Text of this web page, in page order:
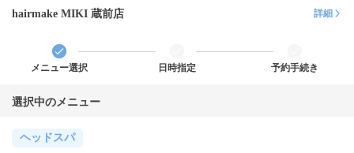
hairmake MIKI 蔵前店 詳細
メニュー選択 日時指定 予約手続き
選択中のメニュー
ヘッドスパ